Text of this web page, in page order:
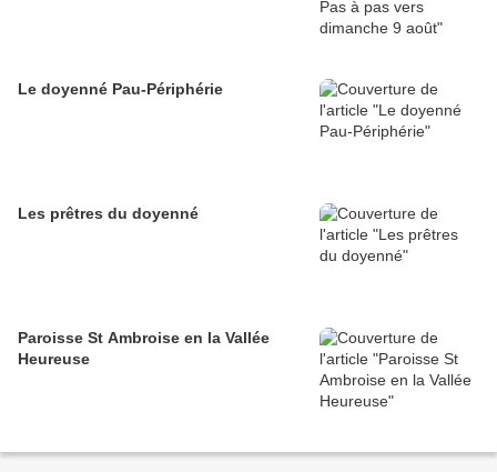
Le doyenné Pau-Périphérie
Les prêtres du doyenné
Paroisse St Ambroise en la Vallée
Heureuse